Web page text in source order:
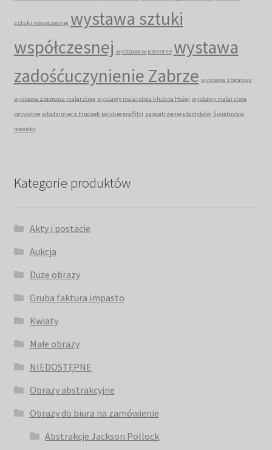
sztuki nowoczesnej wystawa sztuki
współczesnej wystawa w plenerze wystawa
zadośćuczynienie Zabrze wystawa zbiorowa
wystawa zbiorowa malarstwa wystawy malarstwa klub na Hożej wystawy malarstwa
prywatne włodzimierz Fruczek polskie graffitti zaopatrzenie plastyków Światosław
nowicki
Kategorie produktów
Akty i postacie
Aukcja
Duże obrazy
Gruba faktura impasto
Kwiaty
Małe obrazy
NIEDOSTĘPNE
Obrazy abstrakcyjne
Obrazy do biura na zamówienie
Abstrakcje Jackson Pollock